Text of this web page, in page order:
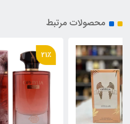
محصولات مرتبط
21٪